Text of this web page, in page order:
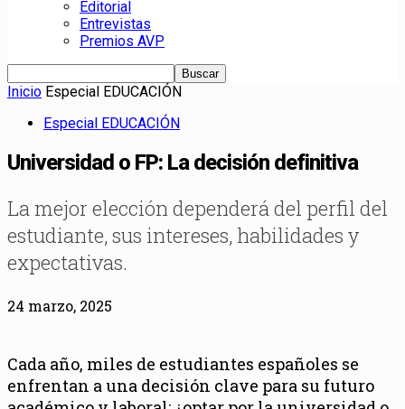
Editorial
Entrevistas
Premios AVP
Inicio Especial EDUCACIÓN
Especial EDUCACIÓN
Universidad o FP: La decisión definitiva
La mejor elección dependerá del perfil del
estudiante, sus intereses, habilidades y
expectativas.
24 marzo, 2025
Cada año, miles de estudiantes españoles se
enfrentan a una decisión clave para su futuro